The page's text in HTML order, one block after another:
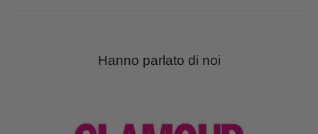
Hanno parlato di noi